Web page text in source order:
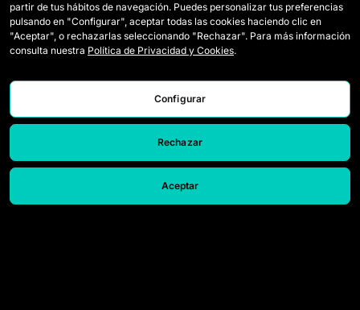
Giocatrici Draft
Wildcards
Statistiche
Come si gioca a Queens
Biglietti
Contatti
Lavora con noi
partir de tus hábitos de navegación. Puedes personalizar tus preferencias
pulsando en "Configurar", aceptar todas las cookies haciendo clic en
"Aceptar", o rechazarlas seleccionando "Rechazar". Para más información
consulta nuestra Política de Privacidad y Cookies.
Configurar
Rechazar
Aceptar